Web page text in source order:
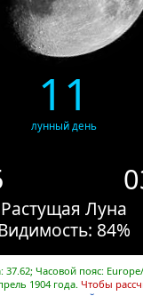
11
лунный день
Растущая Луна
84%
Часовой пояс:
1904 года. Чтобы